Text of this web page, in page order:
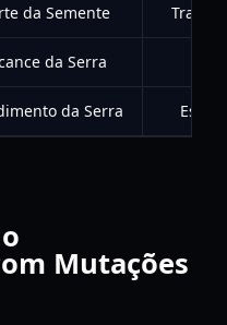
da Semente
da Serra
da Serra
Mutações